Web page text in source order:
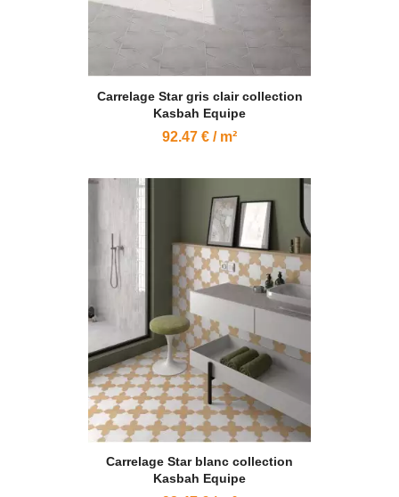
Carrelage Star gris clair collection
Kasbah Equipe
92.47 € / m²
Carrelage Star blanc collection
Kasbah Equipe